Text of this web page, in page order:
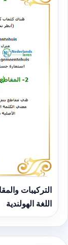
التركيبات
اللغة الهولندية